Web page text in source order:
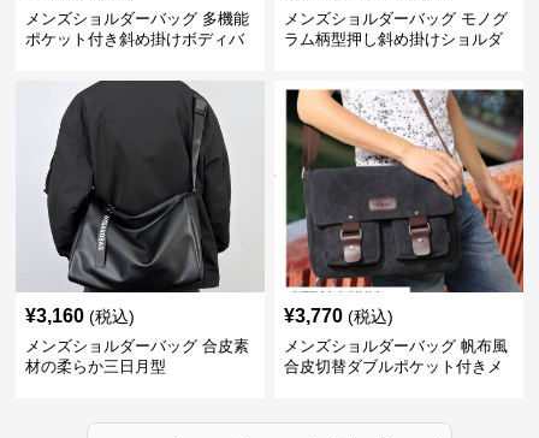
メンズショルダーバッグ 多機能
ポケット付き斜め掛けボディバ
メンズショルダーバッグ モノグ
ラム柄型押し斜め掛けショルダ
¥3,160 (税込)
メンズショルダーバッグ 合皮素
材の柔らか三日月型
¥3,770 (税込)
メンズショルダーバッグ 帆布風
合皮切替ダブルポケット付きメ